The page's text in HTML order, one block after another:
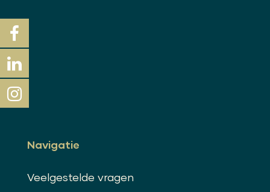
Navigatie
Veelgestelde vragen